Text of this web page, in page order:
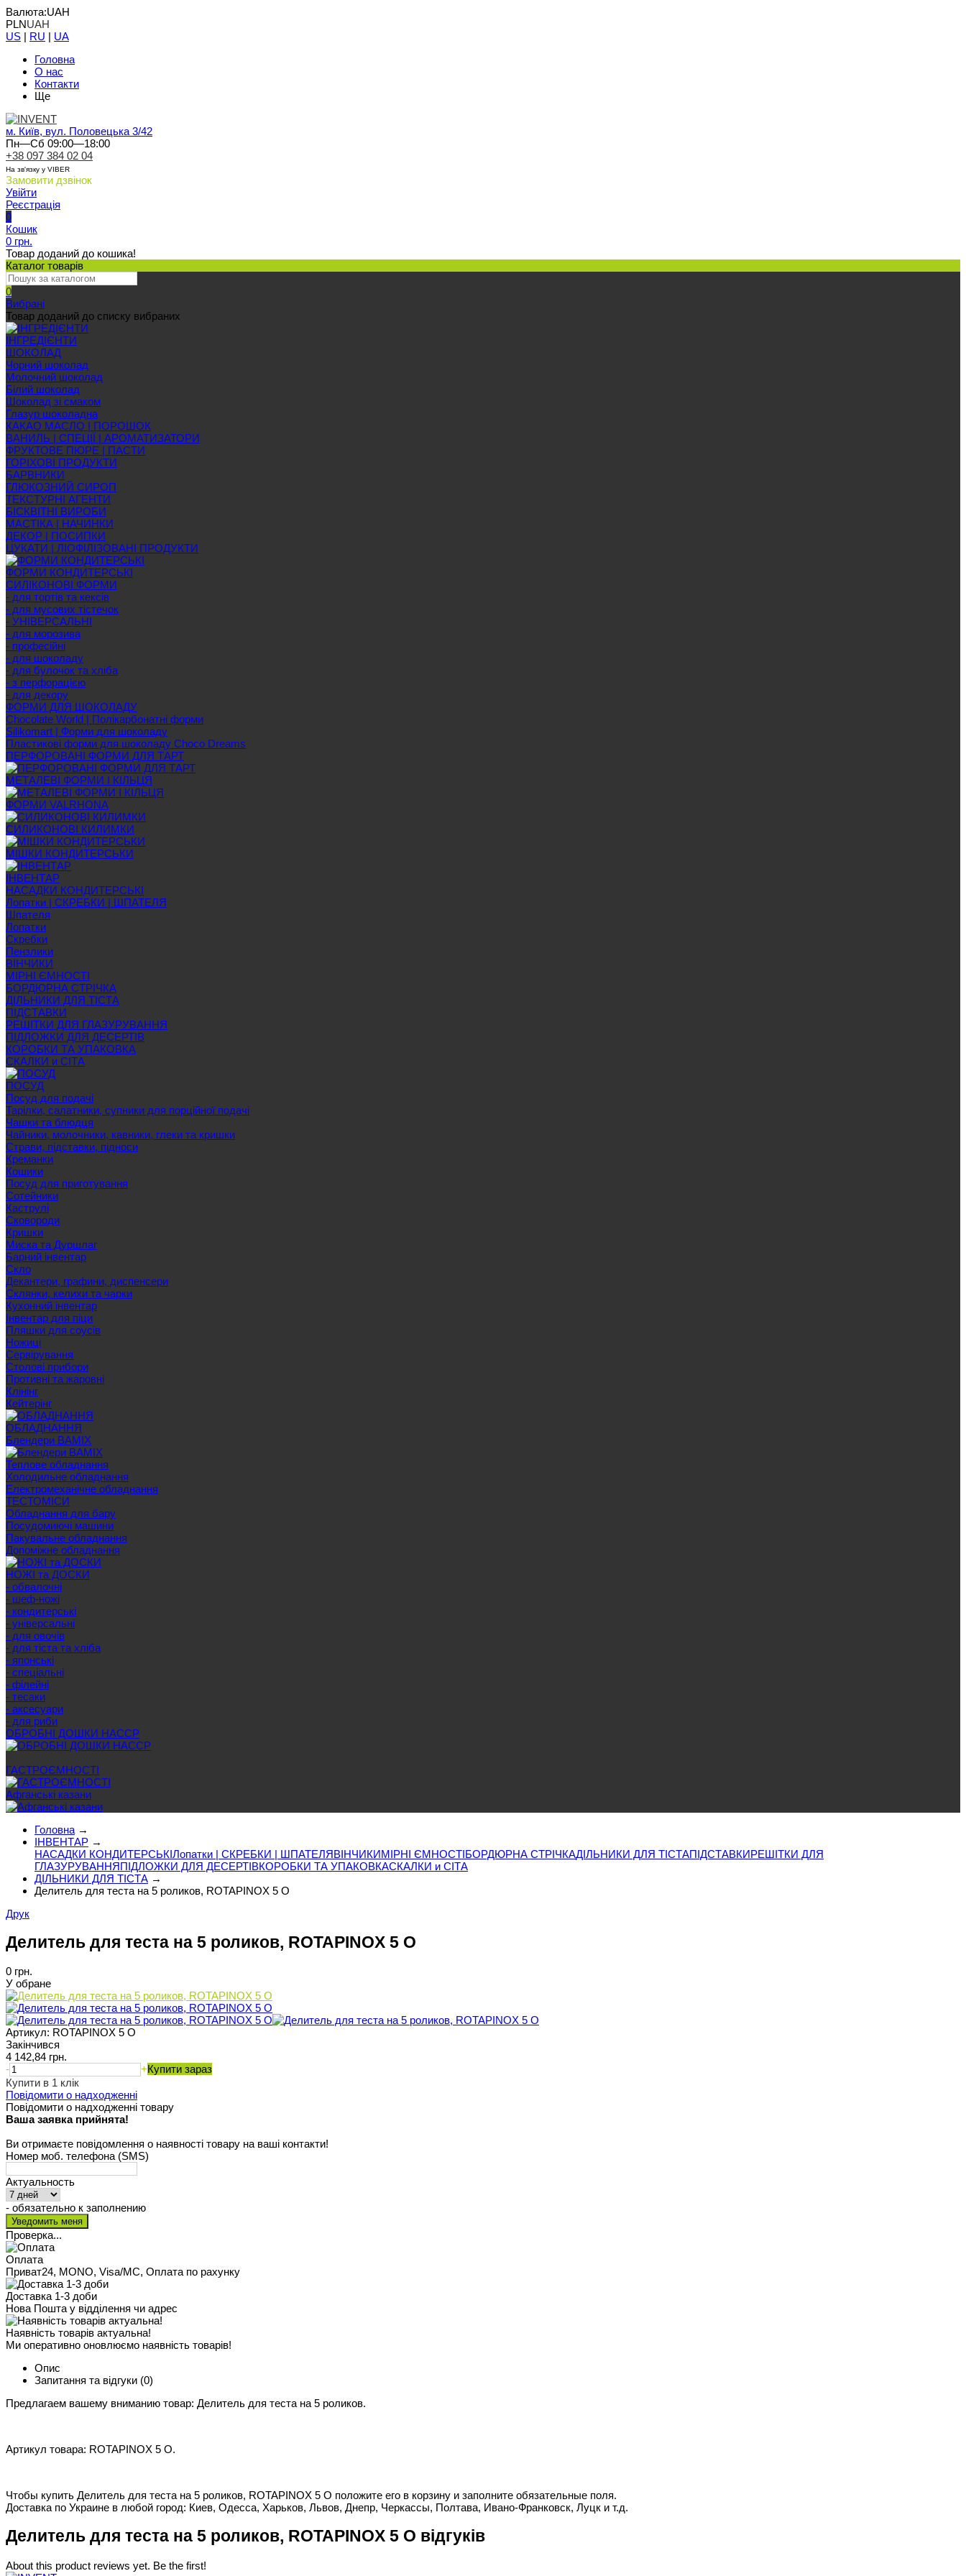
Валюта:UAH
PLNUAH
US | RU | UA
Головна
О нас
Контакти
Ще
м. Київ, вул. Половецька 3/42
Пн—Сб 09:00—18:00
+38 097 384 02 04
На зв'язку у VIBER
Замовити дзвінок
Увійти
Реєстрація
0
Кошик
0 грн.
Товар доданий до кошика!
Каталог товарів
0
Вибрані
Товар доданий до списку вибраних
ІНГРЕДІЄНТИ
ШОКОЛАД
Чорний шоколад
Молочний шоколад
Білий шоколад
Шоколад зі смаком
Глазур шоколадна
КАКАО МАСЛО | ПОРОШОК
ВАНИЛЬ | СПЕЦІЇ | АРОМАТИЗАТОРИ
ФРУКТОВЕ ПЮРЕ | ПАСТИ
ГОРІХОВІ ПРОДУКТИ
БАРВНИКИ
ГЛЮКОЗНИЙ СИРОП
ТЕКСТУРНІ АГЕНТИ
БІСКВІТНІ ВИРОБИ
МАСТІКА | НАЧИНКИ
ДЕКОР | ПОСИПКИ
ЦУКАТИ | ЛІОФІЛІЗОВАНІ ПРОДУКТИ
ФОРМИ КОНДИТЕРСЬКІ
СИЛІКОНОВІ ФОРМИ
- для тортів та кексів
- для мусових тістечок
- УНІВЕРСАЛЬНІ
- для морозива
- професійні
- для шоколаду
- для булочок та хліба
- з перфорацією
- для декору
ФОРМИ ДЛЯ ШОКОЛАДУ
Chocolate World | Полікарбонатні форми
Silikomart | Форми для шоколаду
Пластикові форми для шоколаду Choco Dreams
ПЕРФОРОВАНІ ФОРМИ ДЛЯ ТАРТ
МЕТАЛЕВІ ФОРМИ І КІЛЬЦЯ
ФОРМИ VALRHONA
СИЛИКОНОВІ КИЛИМКИ
МІШКИ КОНДИТЕРСЬКИ
ІНВЕНТАР
НАСАДКИ КОНДИТЕРСЬКІ
Лопатки | СКРЕБКИ | ШПАТЕЛЯ
Шпателя
Лопатки
Скребки
Пензлики
ВІНЧИКИ
МІРНІ ЄМНОСТІ
БОРДЮРНА СТРІЧКА
ДІЛЬНИКИ ДЛЯ ТІСТА
ПІДСТАВКИ
РЕШІТКИ ДЛЯ ГЛАЗУРУВАННЯ
ПІДЛОЖКИ ДЛЯ ДЕСЕРТІВ
КОРОБКИ ТА УПАКОВКА
СКАЛКИ и СІТА
ПОСУД
Посуд для подачі
Тарілки, салатники, супники для порційної подачі
Чашки та блюдця
Чайники, молочники, кавники, глеки та кришки
Страви, підставки, підноси
Креманки
Кошики
Посуд для приготування
Сотейники
Каструлі
Сковороди
Кришки
Миска та Дуршлаг
Барний інвентар
Скло
Декантери, графини, диспенсери
Склянки, келихи та чарки
Кухонний інвентар
Інвентар для піци
Пляшки для соусів
Ножиці
Сервірування
Cтолові прибори
Противні та жаровні
Клінінг
Кейтерінг
ОБЛАДНАННЯ
Блендери BAMIX
Теплове обладнання
Холодильне обладнання
Електромеханічне обладнання
ТЕСТОМІСИ
Обладнання для бару
Посудомиючі машини
Пакувальне обладнання
Допоміжне обладнання
НОЖІ та ДОСКИ
- обвалочні
- шеф-ножі
- кондитерські
- універсальні
- для овочів
- для тіста та хліба
- японські
- спеціальні
- філейні
- тесаки
- аксесуари
- для риби
ОБРОБНІ ДОШКИ HACCP
ГАСТРОЄМНОСТІ
Афганські казани
Головна →
ІНВЕНТАР →
НАСАДКИ КОНДИТЕРСЬКІЛопатки | СКРЕБКИ | ШПАТЕЛЯВІНЧИКИМІРНІ ЄМНОСТІБОРДЮРНА СТРІЧКАДІЛЬНИКИ ДЛЯ ТІСТАПІДСТАВКИРЕШІТКИ ДЛЯ
ГЛАЗУРУВАННЯПІДЛОЖКИ ДЛЯ ДЕСЕРТІВКОРОБКИ ТА УПАКОВКАСКАЛКИ и СІТА
ДІЛЬНИКИ ДЛЯ ТІСТА →
Делитель для теста на 5 роликов, ROTAPINOX 5 O
Друк
Делитель для теста на 5 роликов, ROTAPINOX 5 O
0 грн.
У обране
Артикул: ROTAPINOX 5 O
Закінчився
4 142,84 грн.
-
+Купити зараз
Купити в 1 клік
Повідомити о надходженні
Повідомити о надходженні товару
Ваша заявка прийнята!
Ви отримаєте повідомлення о наявності товару на ваші контакти!
Номер моб. телефона (SMS)
Актуальность
- обязательно к заполнению
Проверка...
Оплата
Приват24, MONO, Visa/MC, Оплата по рахунку
Доставка 1-3 доби
Нова Пошта у відділення чи адрес
Наявність товарів актуальна!
Ми оперативно оновлюємо наявність товарів!
Опис
Запитання та відгуки (0)
Предлагаем вашему вниманию товар: Делитель для теста на 5 роликов.
Артикул товара: ROTAPINOX 5 O.
Чтобы купить Делитель для теста на 5 роликов, ROTAPINOX 5 O положите его в корзину и заполните обязательные поля.
Доставка по Украине в любой город: Киев, Одесса, Харьков, Львов, Днепр, Черкассы, Полтава, Ивано-Франковск, Луцк и т.д.
Делитель для теста на 5 роликов, ROTAPINOX 5 O відгуків
About this product reviews yet. Be the first!